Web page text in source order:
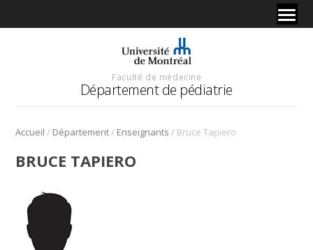
Faculté de médecine
Département de pédiatrie
Accueil / Département/ Enseignants / Bruce Tapiero
BRUCE TAPIERO